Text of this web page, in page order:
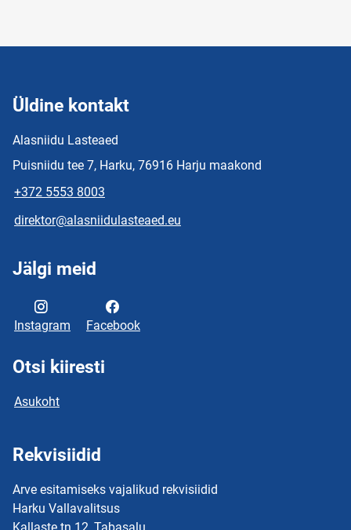
Üldine kontakt
Alasniidu Lasteaed
Puisniidu tee 7, Harku, 76916 Harju maakond
+372 5553 8003
direktor@alasniidulasteaed.eu
Jälgi meid
Instagram Facebook
Otsi kiiresti
Asukoht
Rekvisiidid
Arve esitamiseks vajalikud rekvisiidid
Harku Vallavalitsus